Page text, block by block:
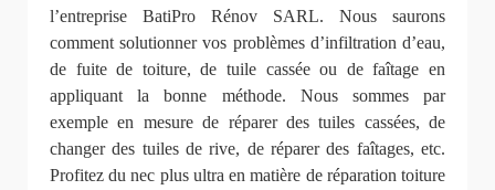
l’entreprise BatiPro Rénov SARL. Nous saurons
comment solutionner vos problèmes d’infiltration d’eau,
de fuite de toiture, de tuile cassée ou de faîtage en
appliquant la bonne méthode. Nous sommes par
exemple en mesure de réparer des tuiles cassées, de
changer des tuiles de rive, de réparer des faîtages, etc.
Profitez du nec plus ultra en matière de réparation toiture